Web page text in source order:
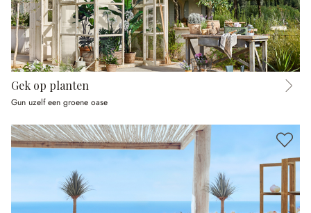
Gek op planten
Gun uzelf een groene oase